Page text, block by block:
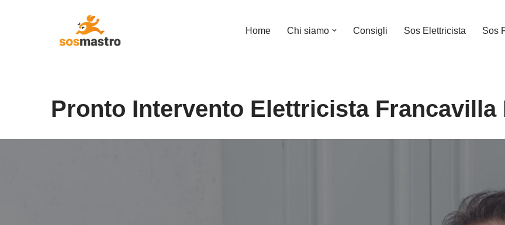
Home Chi siamo Consigli Sos Elettricista Sos
Pronto Intervento Elettricista Francavilla